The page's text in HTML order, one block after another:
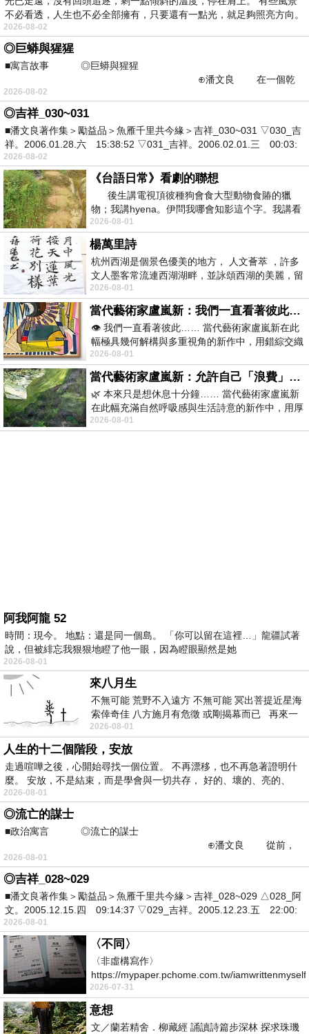
不必看透，人生也不必全部擁有，只要還有一點光，就足夠照亮方向。
2026-08-02
◎巨蟒與猩猩
■寓言故事 ◎巨蟒與猩猩
⊕潘文良 在一個乾
旱的季節裡，森林裡的動物
2026-08-02
◎吉祥_030~031
■潘文良著作集＞勵益品＞魚雁千里共今緣＞吉祥_030~031 ▽030_吉
祥。2006.01.28.六 15:38:52 ▽031_吉祥。2006.02.01.三 00:03:
2026-08-02
《台語日常》看劇的聯想
後生講電視頂彼種狗會食大型動物食賰的獵
物；我講hyena。伊問我哪會知影這个字。我講看
過一齣法律劇
2026-08-01
楊萬里詩
杭州西湖是個景色優美的地方， 人文薈萃 ，許多
文人墨客常流連西湖湖畔，並詠頌西湖的美麗，留
下了許多詩詞佳作 ~ 這次以所學的
2026-08-01
當代藝術家盧嵐新：我們一直看著彼此，想知道對方眼中的自己，是不是比較完整
👁️ 我們一直看著彼此…… 當代藝術家盧嵐新在此
幅極具幾何解構與多重視角的新作中，用錯綜交織
的面孔、眼神與光芒符號
2026-08-01
當代藝術家盧嵐新：允許自己「浪費」一段美好的時光
🌿 本來只是想休息十分鐘…… 當代藝術家盧嵐新
在此幅充滿自然呼吸感與生活詩意的新作中，用厚
重卻輕快的油彩筆觸，捕捉
2026-08-01
阿我阿龍 52
時間：現今。 地點：還是同一個島。 「你可以留在這裡…」龍疆試著
說，但被緋忘我狠狠地瞪了他一眼，因為瞪眼顯然是她
2026-08-01
來八月生
不無可能 荒野不入遠方 不無可能 冥出菩提近星海
索倖奇佳 八方施月有危徵 或剛揭幕而已 再來一
段自我斯巴達 變
2026-08-01
人生的十二個階段，安放
走過喧嘩之後，心開始尋找一個位置。 不再漂移，也不再急著證明什
麼。 安放，不是結束，而是學會與一切共存， 好的、壞的、亮的、
2026-08-01
◎流亡的謀士
■政治寓言 ◎流亡的謀士
⊕潘文良 從前，
在列國爭霸的年代—
2026-08-01
◎吉祥_028~029
■潘文良著作集＞勵益品＞魚雁千里共今緣＞吉祥_028~029 △028_阿
文。2005.12.15.四 09:14:37 ▽029_吉祥。2005.12.23.五 22:00:
2026-08-01
〈不同〉
〈非虛構寫作〉
https://mypaper.pchome.com.tw/
從台大退休， 轉至文化大學中文系文藝創作組
2026-07-31
意想
文／蘭若精舍．柳藏經 誦讀詩篇步深林 探求珠璣